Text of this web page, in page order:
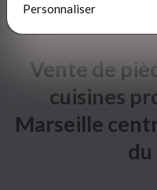
Vente de
cuisines
Marseille
du
Personnaliser